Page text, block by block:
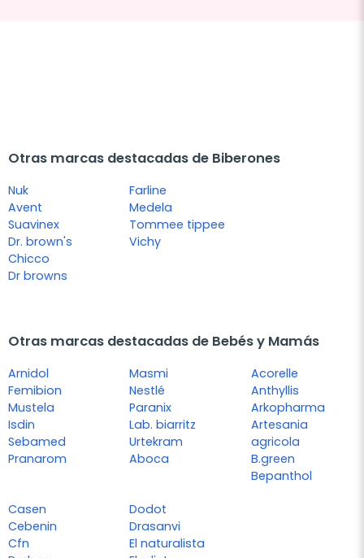
Otras marcas destacadas de Biberones
Nuk
Avent
Suavinex
Dr. brown's
Chicco
Dr browns
Farline
Medela
Tommee tippee
Vichy
Otras marcas destacadas de Bebés y Mamás
Arnidol
Femibion
Mustela
Isdin
Sebamed
Pranarom
Masmi
Nestlé
Paranix
Lab. biarritz
Urtekram
Aboca
Acorelle
Anthyllis
Arkopharma
Artesania
agricola
B.green
Bepanthol
Casen
Cebenin
Cfn
Dodot
Drasanvi
El naturalista